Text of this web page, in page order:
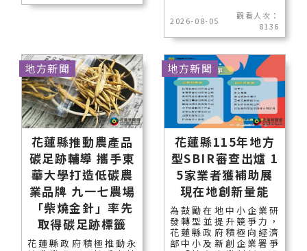
2026-08-05
觀看人次：
8136
花蓮縣推動農產品
碳足跡輔導 攜手東
華大學打造低碳農
業品牌 九一七農場
「柴燒金針」率先
取得碳足跡標籤
花蓮縣政府積極推動永
地方新聞
花蓮縣115年地方
型SBIR審查出爐 1
5家業者獲補助展
現在地創新量能
為鼓勵在地中小企業研
發轉型並提升競爭力，
花蓮縣政府積極向經濟
部中小及新創企業署爭
地方新聞